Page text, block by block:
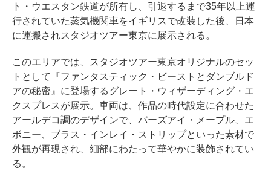
ト・ウエスタン鉄道が所有し、引退するまで35年以上運
行されていた蒸気機関車をイギリスで改装した後、日本
に運搬されスタジオツアー東京に展示される。
このエリアでは、スタジオツアー東京オリジナルのセッ
トとして『ファンタスティック・ビーストとダンブルド
アの秘密』に登場するグレート・ウィザーディング・エ
クスプレスが展示。車両は、作品の時代設定に合わせた
アールデコ調のデザインで、バーズアイ・メープル、エ
ボニー、ブラス・インレイ・ストリップといった素材で
外観が再現され、細部にわたって華やかに装飾されてい
る。